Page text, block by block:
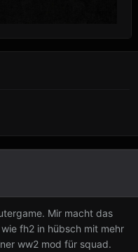
Mir macht das
fh2 in hübsch mit mehr
ww2 mod für squad.